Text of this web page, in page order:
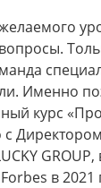
Именно
курс
с
в 2021